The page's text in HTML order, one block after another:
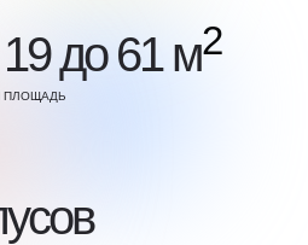
19 до 61 м2
ПЛОЩАДЬ